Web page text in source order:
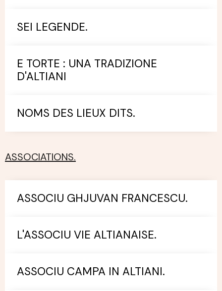
SEI LEGENDE.
E TORTE : UNA TRADIZIONE
D'ALTIANI
NOMS DES LIEUX DITS.
ASSOCIATIONS.
ASSOCIU GHJUVAN FRANCESCU.
L'ASSOCIU VIE ALTIANAISE.
ASSOCIU CAMPA IN ALTIANI.